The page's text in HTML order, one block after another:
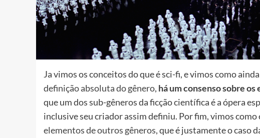
Ja vimos os conceitos do que é sci-fi, e vimos como
definição absoluta do gênero, há um consenso sobre
que um dos sub-gêneros da ficção científica é a ópera
inclusive seu criador assim definiu. Por fim, vimos
elementos de outros gêneros, que é justamente o caso